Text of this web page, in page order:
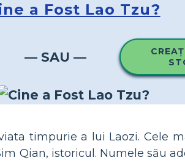
a Fost Lao Tzu?
— SAU —
timpurie a lui Laozi. Cele
Qian, istoricul. Numele său